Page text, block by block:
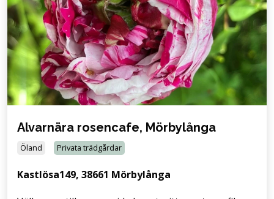
Alvarnära rosencafe, Mörbylånga
Öland Privata trädgårdar
Kastlösa149, 38661 Mörbylånga